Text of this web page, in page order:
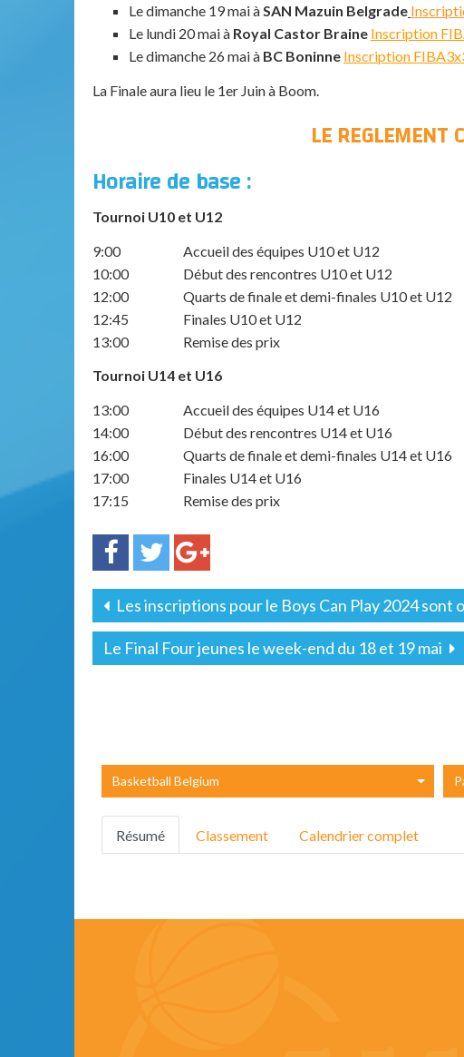
Le dimanche 19 mai àSAN Mazuin Belgrade
Le lundi 20 mai à Royal Castor Braine Inscription
Le dimanche 26 mai à BC Boninne Inscription
La Finale aura lieu le 1er Juin à Boom.
LE REGLEMENT
Horaire de base :
Tournoi U10 et U12
9:00 Accueil des équipes U10 et U12
10:00 Début des rencontres U10 et U12
12:00 Quarts de finale et demi-finales U10 et U12
12:45 Finales U10 et U12
13:00 Remise des prix
Tournoi U14 et U16
13:00 Accueil des équipes U14 et U16
14:00 Début des rencontres U14 et U16
16:00 Quarts de finale et demi-finales U14 et U16
17:00 Finales U14 et U16
17:15 Remise des prix
Les inscriptions pour le Boys Can Play 2024 sont
Le Final Four jeunes le week-end du 18 et 19 mai
Basketball Belgium
Résumé Classement Calendrier complet